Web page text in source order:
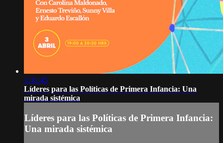
1:31:45
Líderes para las Políticas de Primera Infancia: Una
mirada sistémica
Líderes para las Políticas de Primera Infancia:
Una mirada sistémica